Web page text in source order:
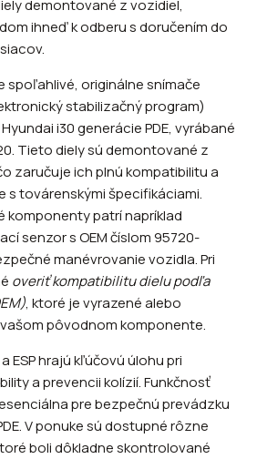
demontované z vozidiel,
ihneď k odberu s doručením do
spoľahlivé, originálne snímače
stabilizačný program)
i30 generácie PDE, vyrábané
Tieto diely sú demontované z
zaručuje ich plnú kompatibilitu a
s továrenskými špecifikáciami.
komponenty patrí napríklad
senzor s OEM číslom 95720-
manévrovanie vozidla. Pri
overiť kompatibilitu dielu podľa
, ktoré je vyrazené alebo
pôvodnom komponente.
ESP hrajú kľúčovú úlohu pri
a prevencii kolízií. Funkčnosť
pre bezpečnú prevádzku
V ponuke sú dostupné rôzne
boli dôkladne skontrolované